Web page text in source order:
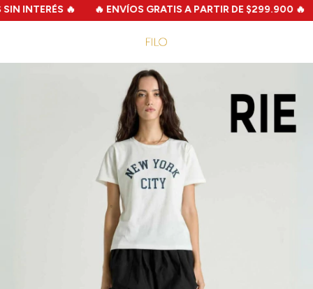
INTERÉS 🔥 🔥 ENVÍOS GRATIS A PARTIR DE $299.900 🔥